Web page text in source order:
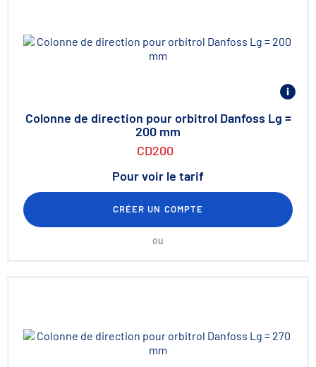
Colonne de direction pour orbitrol Danfoss Lg =
200 mm
CD200
Pour voir le tarif
CRÉER UN COMPTE
ou